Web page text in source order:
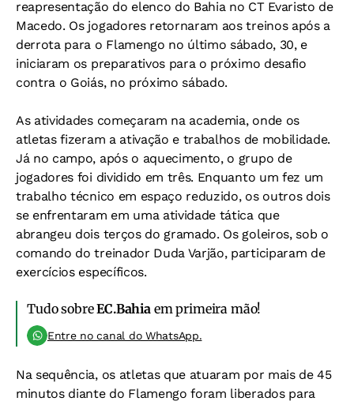
reapresentação do elenco do Bahia no CT Evaristo de
Macedo. Os jogadores retornaram aos treinos após a
derrota para o Flamengo no último sábado, 30, e
iniciaram os preparativos para o próximo desafio
contra o Goiás, no próximo sábado.
As atividades começaram na academia, onde os
atletas fizeram a ativação e trabalhos de mobilidade.
Já no campo, após o aquecimento, o grupo de
jogadores foi dividido em três. Enquanto um fez um
trabalho técnico em espaço reduzido, os outros dois
se enfrentaram em uma atividade tática que
abrangeu dois terços do gramado. Os goleiros, sob o
comando do treinador Duda Varjão, participaram de
exercícios específicos.
Tudo sobreEC.Bahiaem primeira mão!
Entre no canal do WhatsApp.
Na sequência, os atletas que atuaram por mais de 45
minutos diante do Flamengo foram liberados para